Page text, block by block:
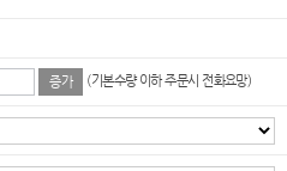
증가 (기본수량 이하 주문시 전화요망)